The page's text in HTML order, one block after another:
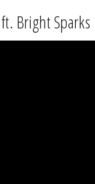
Bright Sparks